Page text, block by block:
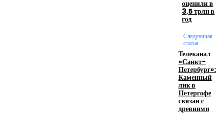
Производство полиэтиленовых пакетов с
Девушка в бокале: легендарный номер бурлеска
оценили в
3,5 трлн в
год
Следующая
статья
Телеканал
«Санкт-
Петербург»:
Каменный
лик в
Петергофе
связан с
древними